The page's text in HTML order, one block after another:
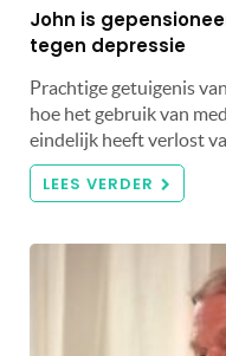
John is
tegen depressie
Prachtige getuigenis
hoe het gebruik van
eindelijk heeft verlost
LEES VERDER